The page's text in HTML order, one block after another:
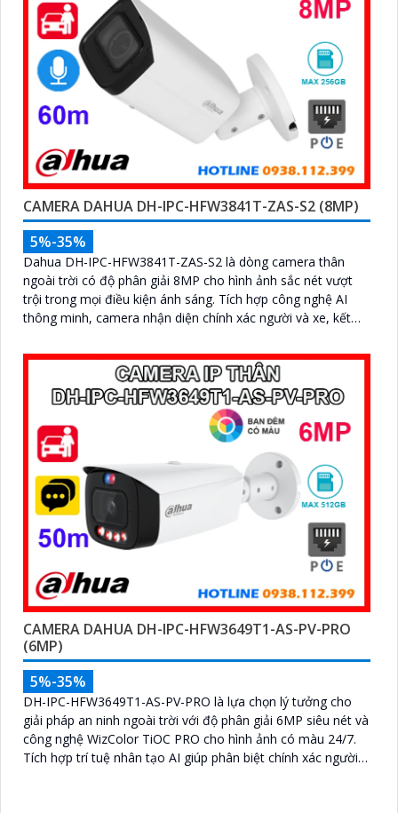
CAMERA DAHUA DH-IPC-HFW3841T-ZAS-S2 (8MP)
5%-35%
Dahua DH-IPC-HFW3841T-ZAS-S2 là dòng camera thân
ngoài trời có độ phân giải 8MP cho hình ảnh sắc nét vượt
trội trong mọi điều kiện ánh sáng. Tích hợp công nghệ AI
thông minh, camera nhận diện chính xác người và xe, kết
lên đến 256GB mang đến giải pháp giám sát toàn diện và
CAMERA DAHUA DH-IPC-HFW3649T1-AS-PV-PRO
(6MP)
5%-35%
DH-IPC-HFW3649T1-AS-PV-PRO là lựa chọn lý tưởng cho
giải pháp an ninh ngoài trời với độ phân giải 6MP siêu nét và
công nghệ WizColor TiOC PRO cho hình ảnh có màu 24/7.
Tích hợp trí tuệ nhân tạo AI giúp phân biệt chính xác người